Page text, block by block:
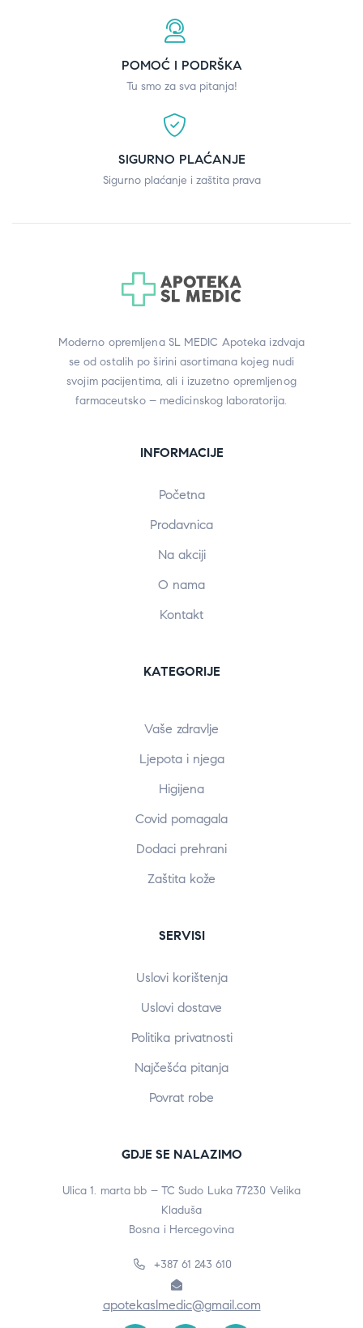
POMOĆ I PODRŠKA
Tu smo za sva pitanja!
SIGURNO PLAĆANJE
Sigurno plaćanje i zaštita prava
Moderno opremljena SL MEDIC Apoteka izdvaja
se od ostalih po širini asortimana kojeg nudi
svojim pacijentima, ali i izuzetno opremljenog
farmaceutsko – medicinskog laboratorija.
INFORMACIJE
Početna
Prodavnica
Na akciji
O nama
Kontakt
KATEGORIJE
Vaše zdravlje
Ljepota i njega
Higijena
Covid pomagala
Dodaci prehrani
Zaštita kože
SERVISI
Uslovi korištenja
Uslovi dostave
Politika privatnosti
Najčešća pitanja
Povrat robe
GDJE SE NALAZIMO
Ulica 1. marta bb – TC Sudo Luka 77230 Velika
Kladuša
Bosna i Hercegovina
+387 61 243 610
apotekaslmedic@gmail.com